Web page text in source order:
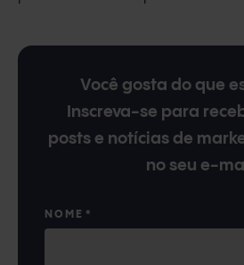
Você gosta do que
Inscreva-se para
posts e notícias de
no seu e-
NOME *